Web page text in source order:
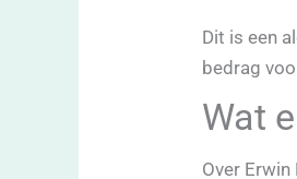
Dit is een
bedrag
Wat
Over